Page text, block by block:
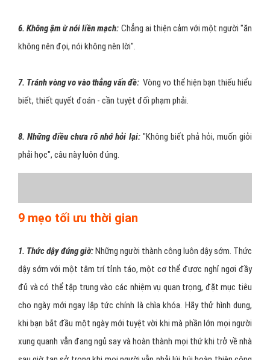
6. Không ậm ừ nói liền mạch: Chẳng ai thiện cảm với một người "ăn
không nên đọi, nói không nên lời".
7. Tránh vòng vo vào thẳng vấn đề: Vòng vo thể hiện bạn thiếu hiểu
biết, thiết quyết đoán - cần tuyệt đối phạm phải.
8. Những điều chưa rõ nhớ hỏi lại: "Không biết phả hỏi, muốn giỏi
phải học", câu này luôn đúng.
9 mẹo tối ưu thời gian
1. Thức dậy đúng giờ:Những người thành công luôn dậy sớm. Thức
dậy sớm với một tâm trí tỉnh táo, một cơ thể được nghỉ ngơi đầy
đủ và có thể tập trung vào các nhiệm vụ quan trọng, đặt mục tiêu
cho ngày mới ngay lập tức chính là chìa khóa. Hãy thử hình dung,
khi bạn bắt đầu một ngày mới tuyệt vời khi mà phần lớn mọi người
xung quanh vẫn đang ngủ say và hoàn thành mọi thứ khi trở về nhà